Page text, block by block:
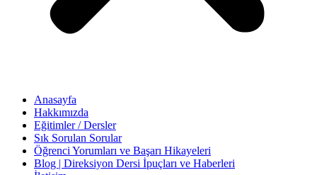
Anasayfa
Hakkımızda
Eğitimler / Dersler
Sık Sorulan Sorular
Öğrenci Yorumları ve Başarı Hikayeleri
Blog | Direksiyon Dersi İpuçları ve Haberleri